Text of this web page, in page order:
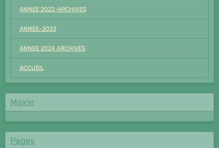
ANNEE 2022-ARCHIVES
ANNEE-2023
ANNEE 2024 ARCHIVES
ACCUEIL
Mairie
Pages